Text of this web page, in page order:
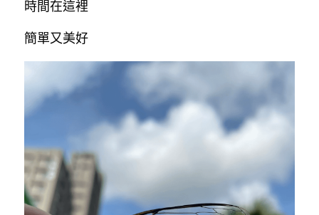
時間在這裡
簡單又美好